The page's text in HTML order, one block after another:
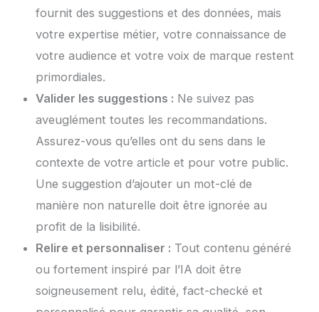
fournit des suggestions et des données, mais
votre expertise métier, votre connaissance de
votre audience et votre voix de marque restent
primordiales.
Valider les suggestions : Ne suivez pas
aveuglément toutes les recommandations.
Assurez-vous qu’elles ont du sens dans le
contexte de votre article et pour votre public.
Une suggestion d’ajouter un mot-clé de
manière non naturelle doit être ignorée au
profit de la lisibilité.
Relire et personnaliser : Tout contenu généré
ou fortement inspiré par l’IA doit être
soigneusement relu, édité, fact-checké et